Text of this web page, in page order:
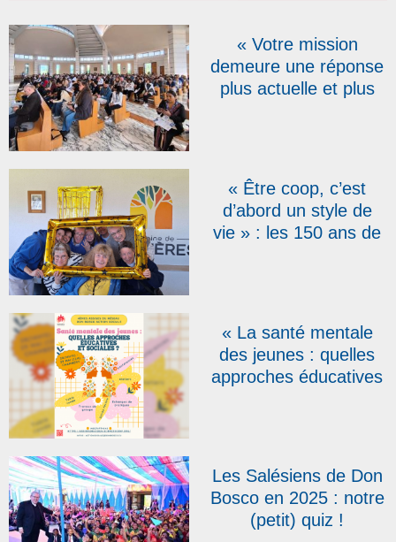
« Votre mission
demeure une réponse
plus actuelle et plus
Coopérateurs réunis à
Rome
« Être coop, c’est
d’abord un style de
vie » : les 150 ans de
Coopérateurs fêtés en
Belgique
« La santé mentale
des jeunes : quelles
approches éducatives
Action Sociale
Les Salésiens de Don
Bosco en 2025 : notre
(petit) quiz !